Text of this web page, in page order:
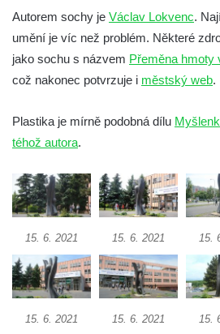
Socha Plejtvák obrovský v ZOO
Socha Medvěd jeskynní v ZOO
Socha Mamutí lebka v ZOO Hluboká
Socha Mamut srstnatý v ZOO Hluboká
Socha Orel v ZOO Hluboká
Socha Vydry si hrají v ZOO Hluboká
Socha Matka příroda v ZOO Hluboká
Socha Lišky v ZOO Hluboká
Socha Kudlanka v ZOO Hluboká
Socha Vlčice s mládětem v ZOO
Socha Rys číhající na srnu v ZOO
Socha Orlice v ZOO Hluboká
Autorem sochy je Václav Lokvenc.
umění je víc než problém. Některé
jako sochu s názvem Přeměna hmoty
což nakonec potvrzuje i městský web.
Plastika je mírně podobná dílu
téhož autora.
15. 6. 2021 15. 6. 2021 15.
15. 6. 2021 15. 6. 2021 15.